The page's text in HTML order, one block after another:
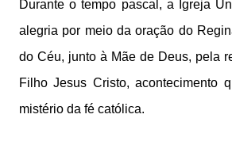
Durante o tempo pascal, a Igreja
alegria por meio da oração do
do Céu, junto à Mãe de Deus, pela
Filho Jesus Cristo, acontecimento
mistério da fé católica.